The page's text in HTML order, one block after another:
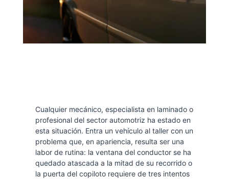
Cualquier mecánico, especialista en laminado o
profesional del sector automotriz ha estado en
esta situación. Entra un vehículo al taller con un
problema que, en apariencia, resulta ser una
labor de rutina: la ventana del conductor se ha
quedado atascada a la mitad de su recorrido o
la puerta del copiloto requiere de tres intentos